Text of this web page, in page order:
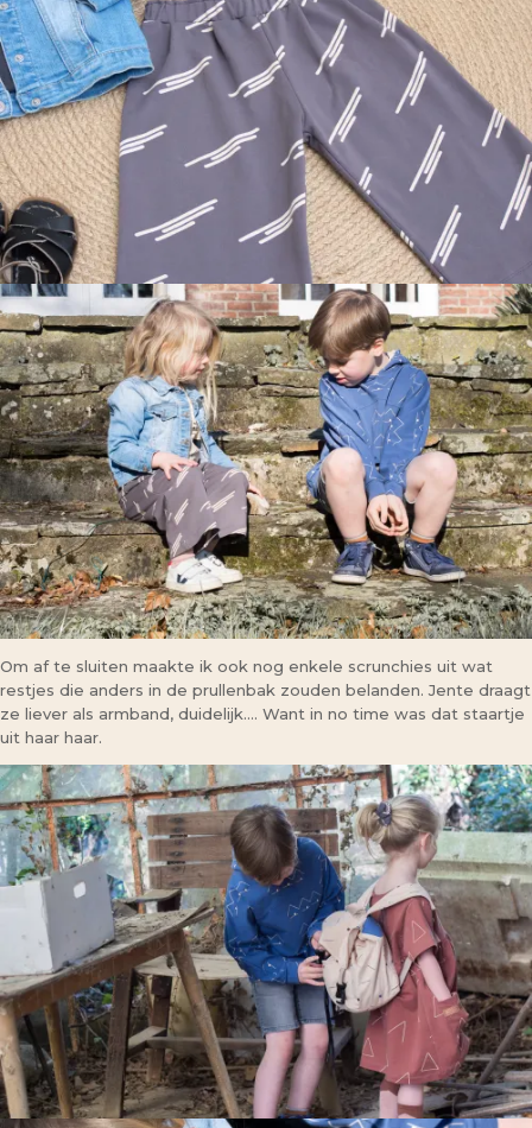
Om af te sluiten maakte ik ook nog enkele scrunchies uit wat
restjes die anders in de prullenbak zouden belanden. Jente draagt
ze liever als armband, duidelijk…. Want in no time was dat staartje
uit haar haar.